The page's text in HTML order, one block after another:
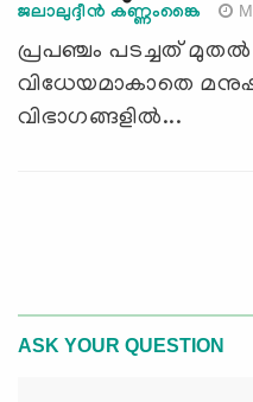
ജലാലുദ്ദീൻ കണ്ണംങ്കൈ
പ്രപഞ്ചം പടച്ചത്
വിധേയമാകാതെ
വിഭാഗങ്ങളിൽ...
ASK YOUR QUESTION